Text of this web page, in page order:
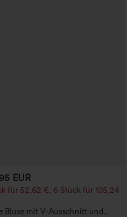
EUR
für 52,62 €, 6 Stück für 105,24
Bluse mit V-Ausschnitt und